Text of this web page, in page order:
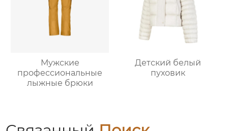
Мужские
профессиональные
лыжные брюки
Детский белый
пуховик